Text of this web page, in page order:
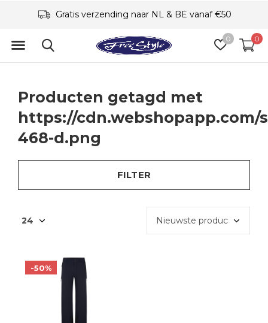
0 0
Gratis verzending naar NL & BE vanaf €50
Producten getagd met
https://cdn.webshopapp.com/
468-d.png
FILTER
-50%